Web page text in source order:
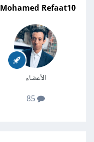
Mohamed Refaat10
الأعضاء